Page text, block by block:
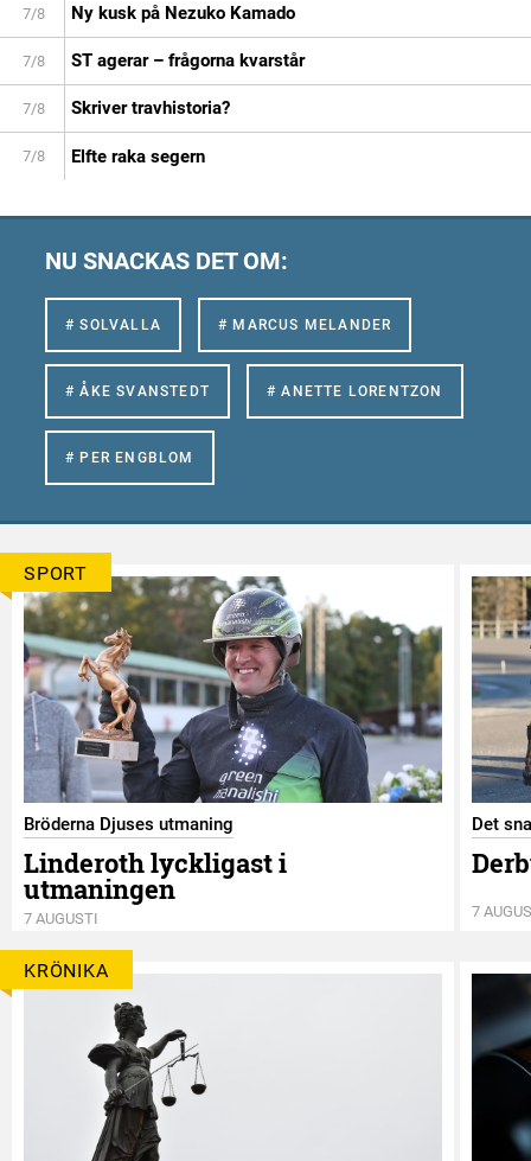
7/8 Ny kusk på Nezuko Kamado
7/8 ST agerar – frågorna kvarstår
7/8 Skriver travhistoria?
7/8 Elfte raka segern
NU SNACKAS DET OM:
# SOLVALLA # MARCUS MELANDER
# ÅKE SVANSTEDT # ANETTE LORENTZON
# PER ENGBLOM
SPORT
Bröderna Djuses utmaning
Linderoth lyckligast i
utmaningen
7 AUGUSTI
Det
7
KRÖNIKA